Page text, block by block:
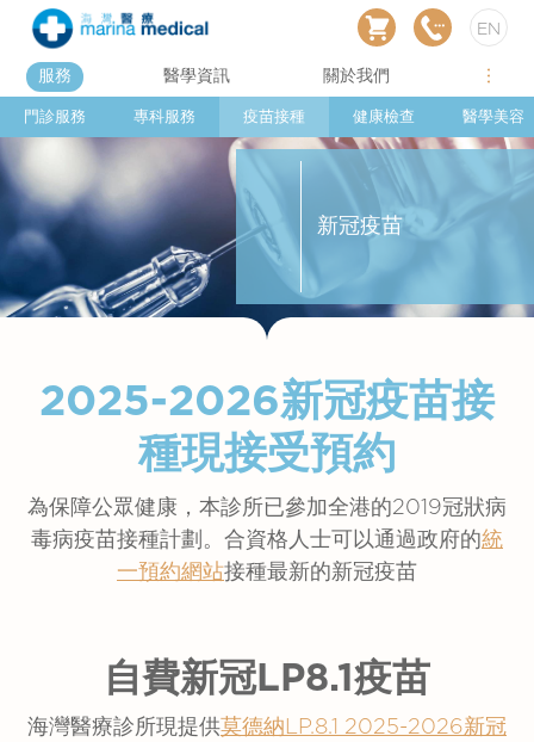
EN
服務 醫學資訊 關於我們
門診服務 專科服務 疫苗接種 健康檢查 醫學美容
新冠疫苗
2025-2026新冠疫苗接
種現接受預約
為保障公眾健康，本診所已參加全港的2019冠狀病
毒病疫苗接種計劃。合資格人士可以通過政府的統
一預約網站接種最新的新冠疫苗
自費新冠LP8.1疫苗
海灣醫療診所現提供莫德納LP.8.1 2025-2026新冠